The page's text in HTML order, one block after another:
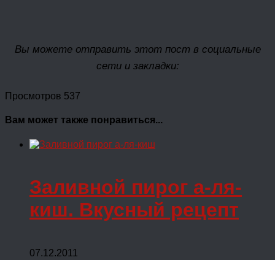
Вы можете отправить этот пост в социальные
сети и закладки:
Просмотров 537
Вам может также понравиться...
Заливной пирог а-ля-
киш. Вкусный рецепт
07.12.2011